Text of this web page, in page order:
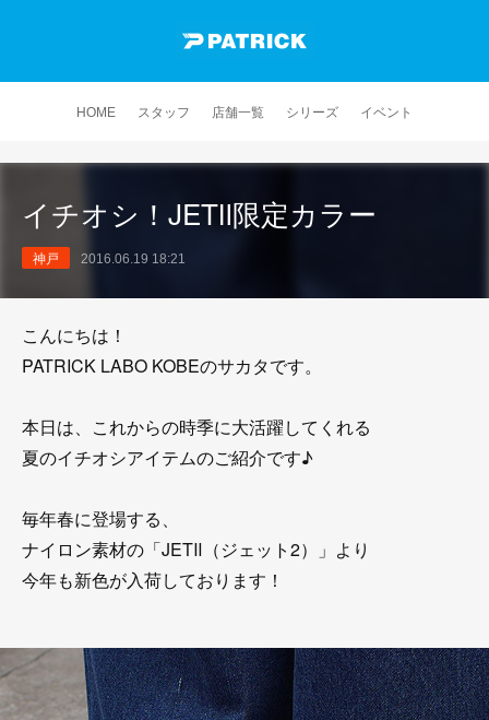
HOME スタッフ 店舗一覧 シリーズ イベント
イチオシ！JETⅡ限定カラー
神戸 2016.06.19 18:21
こんにちは！
PATRICK LABO KOBEのサカタです。
本日は、これからの時季に大活躍してくれる
夏のイチオシアイテムのご紹介です♪
毎年春に登場する、
ナイロン素材の「JETⅡ（ジェット2）」より
今年も新色が入荷しております！